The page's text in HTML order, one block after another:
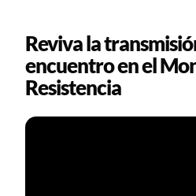
Reviva la
encuentro en el
Resistencia